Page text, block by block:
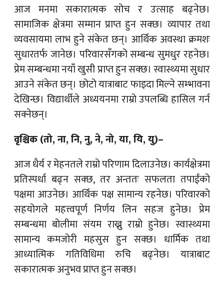
आज मनमा सकारात्मक सोच र उत्साह बढ्नेछ।
सामाजिक क्षेत्रमा सम्मान प्राप्त हुन सक्छ। व्यापार तथा
व्यवसायमा लाभ हुने संकेत छन्। आर्थिक अवस्था क्रमशः
सुधारतर्फ जानेछ। परिवारसँगको सम्बन्ध सुमधुर रहनेछ।
प्रेम सम्बन्धमा नयाँ खुसी प्राप्त हुन सक्छ। स्वास्थ्यमा सुधार
आउने संकेत छन्। छोटो यात्राबाट फाइदा मिल्ने सम्भावना
देखिन्छ। विद्यार्थीले अध्ययनमा राम्रो उपलब्धि हासिल गर्न
सक्नेछन्।
वृश्चिक (तो, ना, नि, नु, ने, नो, या, यि, यु)–
आज धैर्य र मेहनतले राम्रो परिणाम दिलाउनेछ। कार्यक्षेत्रमा
प्रतिस्पर्धा बढ्न सक्छ, तर अन्ततः सफलता तपाईंको
पक्षमा आउनेछ। आर्थिक पक्ष सामान्य रहनेछ। परिवारको
सहयोगले महत्त्वपूर्ण निर्णय लिन सहज हुनेछ। प्रेम
सम्बन्धमा बोलीमा संयम राख्नु राम्रो हुनेछ। स्वास्थ्यमा
सामान्य कमजोरी महसुस हुन सक्छ। धार्मिक तथा
आध्यात्मिक गतिविधिमा रुचि बढ्नेछ। यात्राबाट
सकारात्मक अनुभव प्राप्त हुन सक्छ।